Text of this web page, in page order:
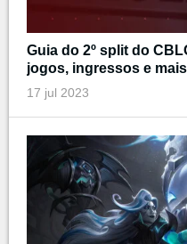
Guia do 2º split do
jogos, ingressos e
17 jul 2023